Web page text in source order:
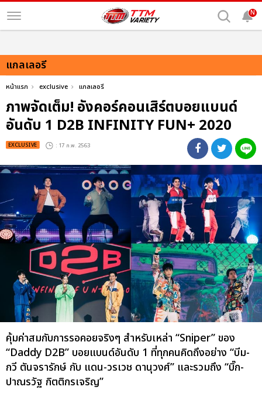
N
แกลเลอรี
หน้าแรก exclusive แกลเลอรี
ภาพจัดเต็ม! อังคอร์คอนเสิร์ตบอยแบนด์
อันดับ 1 D2B INFINITY FUN+ 2020
EXCLUSIVE : 17 ก.พ. 2563
คุ้มค่าสมกับการรอคอยจริงๆ สำหรับเหล่า “Sniper” ของ
“Daddy D2B” บอยแบนด์อันดับ 1 ที่ทุกคนคิดถึงอย่าง “บีม-
กวี ตันจรารักษ์ กับ แดน-วรเวช ดานุวงศ์” และรวมถึง “บิ๊ก-
ปาณรวัฐ กิตติกรเจริญ”